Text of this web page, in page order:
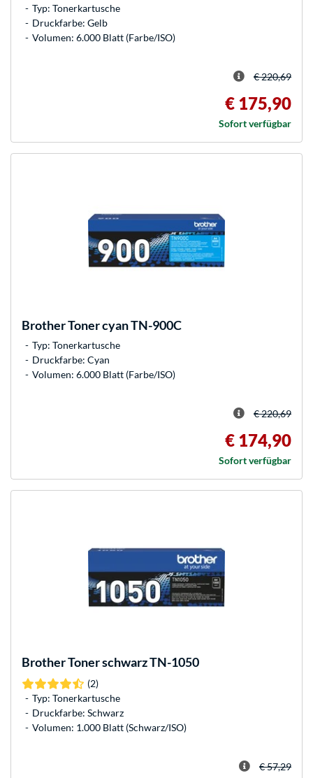
Typ: Tonerkartusche
Druckfarbe: Gelb
Volumen: 6.000 Blatt (Farbe/ISO)
€ 220,69
€ 175,90
Sofort verfügbar
BrotherToner cyan TN-900C
Typ: Tonerkartusche
Druckfarbe: Cyan
Volumen: 6.000 Blatt (Farbe/ISO)
€ 220,69
€ 174,90
Sofort verfügbar
BrotherToner schwarz TN-1050
(2)
Typ: Tonerkartusche
Druckfarbe: Schwarz
Volumen: 1.000 Blatt (Schwarz/ISO)
€ 57,29